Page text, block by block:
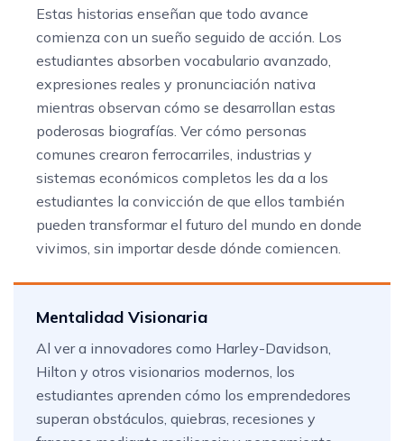
Estas historias enseñan que todo avance
comienza con un sueño seguido de acción. Los
estudiantes absorben vocabulario avanzado,
expresiones reales y pronunciación nativa
mientras observan cómo se desarrollan estas
poderosas biografías. Ver cómo personas
comunes crearon ferrocarriles, industrias y
sistemas económicos completos les da a los
estudiantes la convicción de que ellos también
pueden transformar el futuro del mundo en donde
vivimos, sin importar desde dónde comiencen.
Mentalidad Visionaria
Al ver a innovadores como Harley-Davidson,
Hilton y otros visionarios modernos, los
estudiantes aprenden cómo los emprendedores
superan obstáculos, quiebras, recesiones y